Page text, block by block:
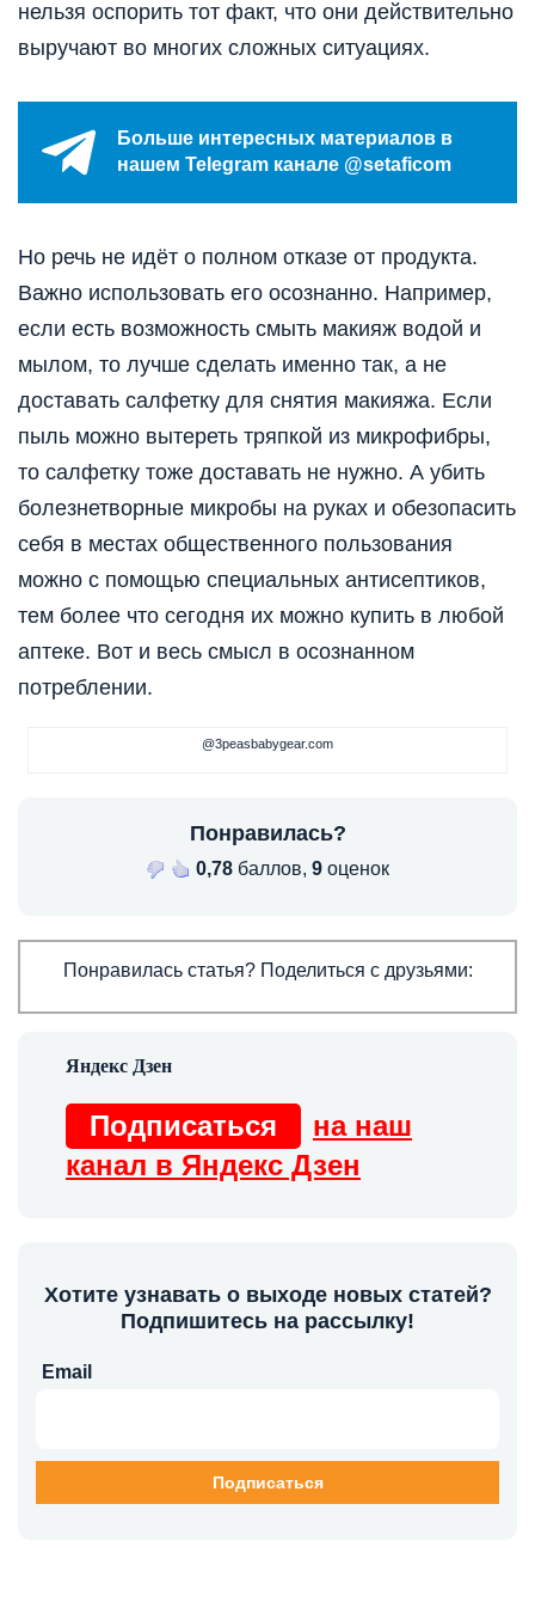
нельзя оспорить тот факт, что они действительно
выручают во многих сложных ситуациях.
Больше интересных материалов в
нашем Telegram канале @setaficom
Но речь не идёт о полном отказе от продукта.
Важно использовать его осознанно. Например,
если есть возможность смыть макияж водой и
мылом, то лучше сделать именно так, а не
доставать салфетку для снятия макияжа. Если
пыль можно вытереть тряпкой из микрофибры,
то салфетку тоже доставать не нужно. А убить
болезнетворные микробы на руках и обезопасить
себя в местах общественного пользования
можно с помощью специальных антисептиков,
тем более что сегодня их можно купить в любой
аптеке. Вот и весь смысл в осознанном
потреблении.
@3peasbabygear.com
Понравилась?
0,78 баллов, 9 оценок
Понравилась статья? Поделиться с друзьями:
Подписаться
на наш
канал в Яндекс Дзен
Хотите узнавать о выходе новых статей?
Подпишитесь на рассылку!
Email